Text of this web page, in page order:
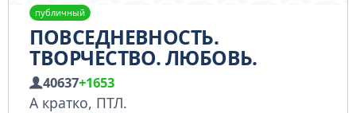
публичный
ПОВСЕДНЕВНОСТЬ.
ТВОРЧЕСТВО. ЛЮБОВЬ.
40637+1653
А кратко, ПТЛ.